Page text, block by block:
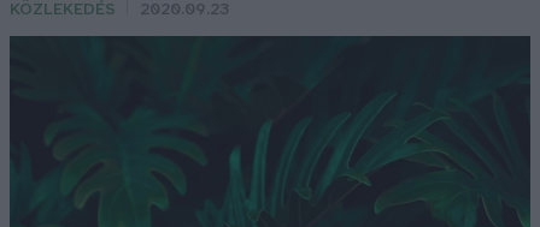
KÖZLEKEDÉS 2020.09.23